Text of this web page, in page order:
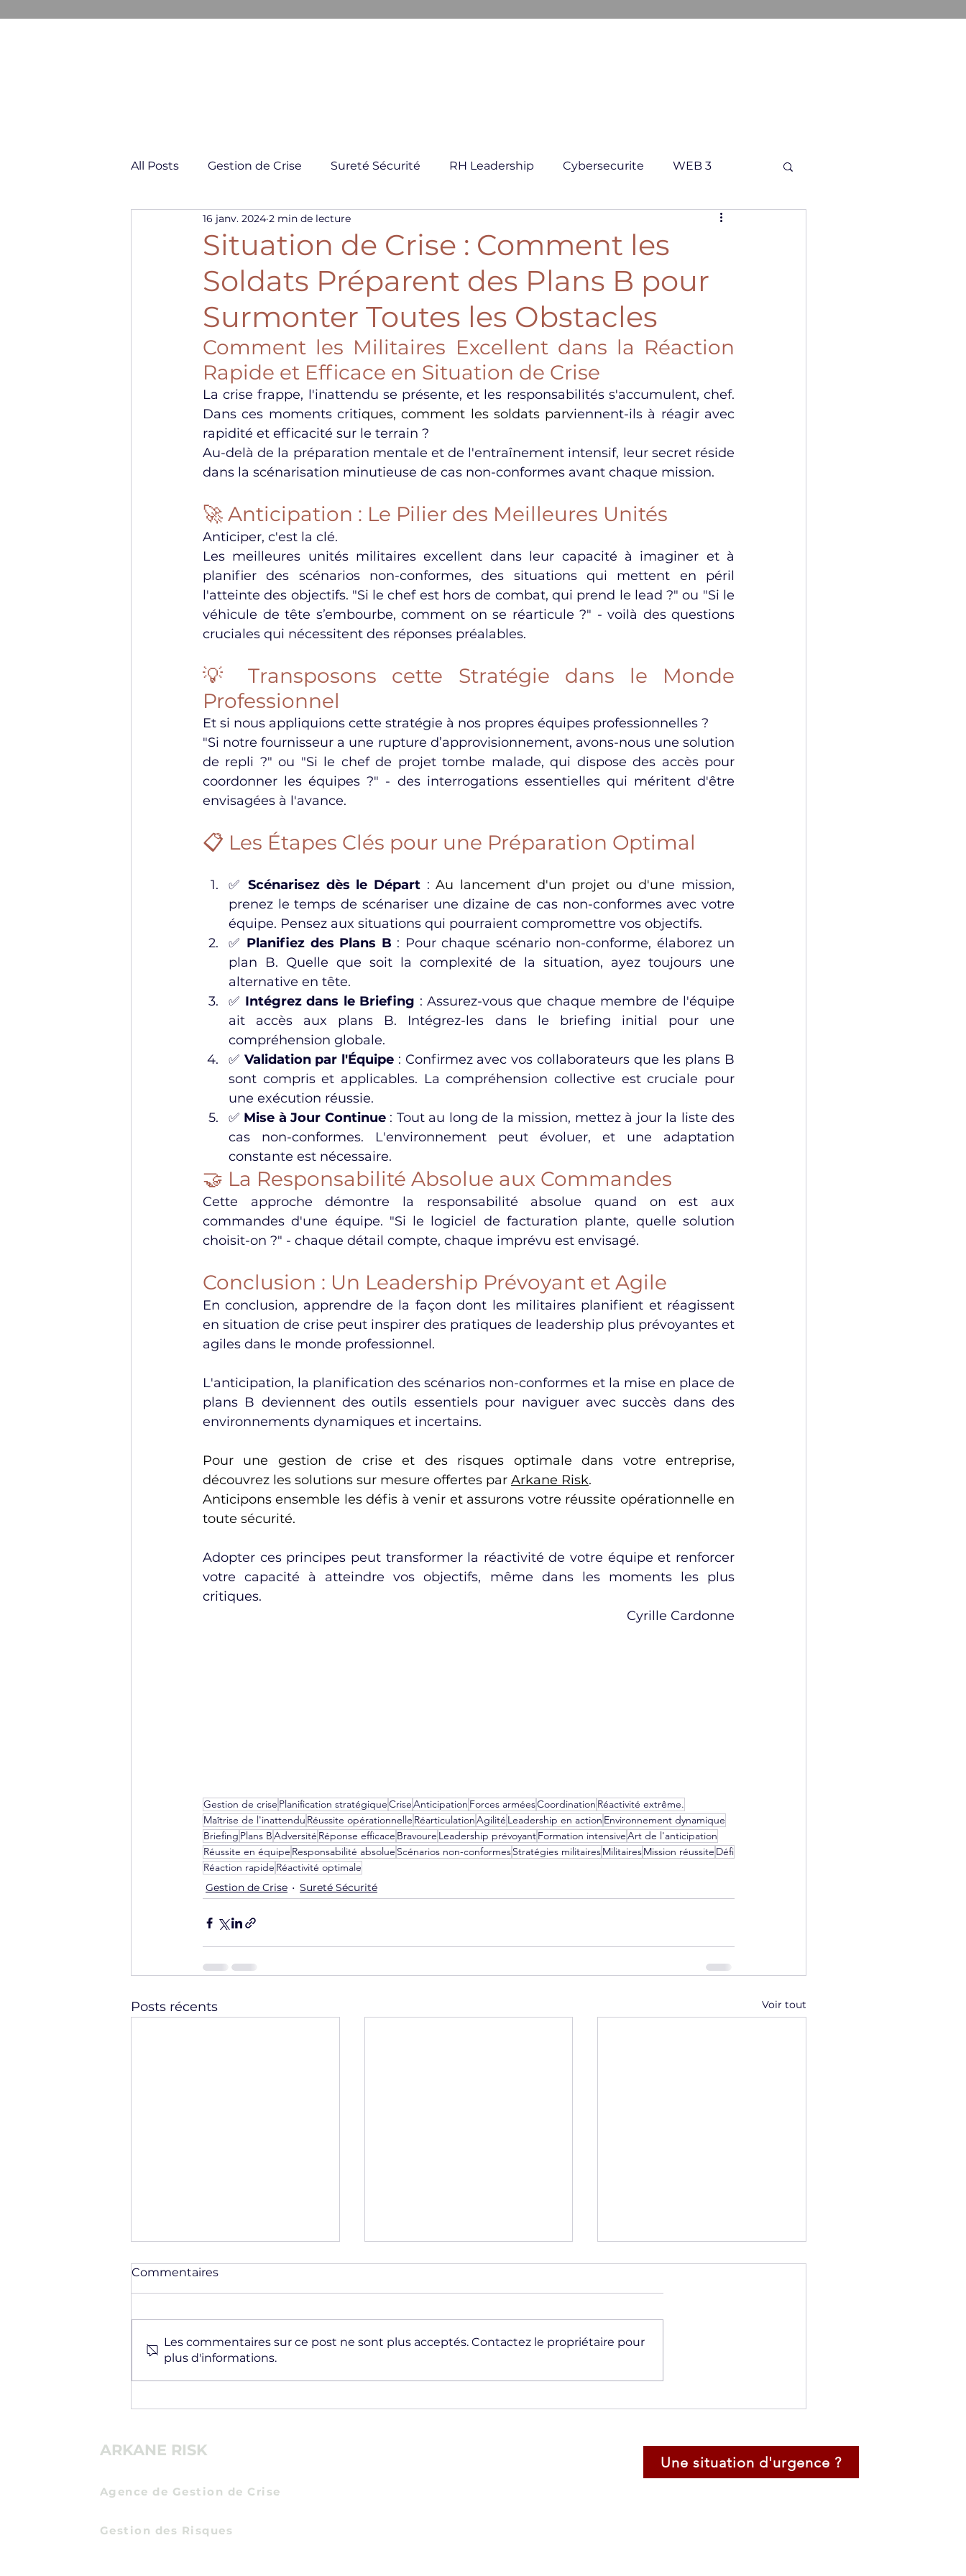
All Posts Gestion de Crise Sureté Sécurité RH Leadership Cybersecurite WEB 3
Négociation & Conflit
Situation de Crise : Comment les
Soldats Préparent des Plans B pour
Surmonter Toutes les Obstacles
16 janv. 2024 2 min de lecture
Comment les Militaires Excellent dans la Réaction
Rapide et Efficace en Situation de Crise
La crise frappe, l'inattendu se présente, et les responsabilités s'accumulent, chef.
Dans ces moments critiques, comment les soldats parviennent-ils à réagir avec
rapidité et efficacité sur le terrain ?
Au-delà de la préparation mentale et de l'entraînement intensif, leur secret réside
dans la scénarisation minutieuse de cas non-conformes avant chaque mission.
🚀 Anticipation : Le Pilier des Meilleures Unités
Anticiper, c'est la clé.
Les meilleures unités militaires excellent dans leur capacité à imaginer et à
planifier des scénarios non-conformes, des situations qui mettent en péril
l'atteinte des objectifs. "Si le chef est hors de combat, qui prend le lead ?" ou "Si le
véhicule de tête s’embourbe, comment on se réarticule ?" - voilà des questions
cruciales qui nécessitent des réponses préalables.
💡 Transposons cette Stratégie dans le Monde
Professionnel
Et si nous appliquions cette stratégie à nos propres équipes professionnelles ?
"Si notre fournisseur a une rupture d’approvisionnement, avons-nous une solution
de repli ?" ou "Si le chef de projet tombe malade, qui dispose des accès pour
coordonner les équipes ?" - des interrogations essentielles qui méritent d'être
envisagées à l'avance.
📋 Les Étapes Clés pour une Préparation Optimal
✅ Scénarisez dès le Départ : Au lancement d'un projet ou d'une mission,
prenez le temps de scénariser une dizaine de cas non-conformes avec votre
équipe. Pensez aux situations qui pourraient compromettre vos objectifs.
✅ Planifiez des Plans B : Pour chaque scénario non-conforme, élaborez un
plan B. Quelle que soit la complexité de la situation, ayez toujours une
alternative en tête.
✅ Intégrez dans le Briefing : Assurez-vous que chaque membre de l'équipe
ait accès aux plans B. Intégrez-les dans le briefing initial pour une
compréhension globale.
✅ Validation par l'Équipe : Confirmez avec vos collaborateurs que les plans B
sont compris et applicables. La compréhension collective est cruciale pour
une exécution réussie.
✅ Mise à Jour Continue : Tout au long de la mission, mettez à jour la liste des
cas non-conformes. L'environnement peut évoluer, et une adaptation
constante est nécessaire.
🤝 La Responsabilité Absolue aux Commandes
Cette approche démontre la responsabilité absolue quand on est aux
commandes d'une équipe. "Si le logiciel de facturation plante, quelle solution
choisit-on ?" - chaque détail compte, chaque imprévu est envisagé.
Conclusion : Un Leadership Prévoyant et Agile
En conclusion, apprendre de la façon dont les militaires planifient et réagissent
en situation de crise peut inspirer des pratiques de leadership plus prévoyantes et
agiles dans le monde professionnel.
L'anticipation, la planification des scénarios non-conformes et la mise en place de
plans B deviennent des outils essentiels pour naviguer avec succès dans des
environnements dynamiques et incertains.
Pour une gestion de crise et des risques optimale dans votre entreprise,
découvrez les solutions sur mesure offertes par Arkane Risk.
Anticipons ensemble les défis à venir et assurons votre réussite opérationnelle en
toute sécurité.
Adopter ces principes peut transformer la réactivité de votre équipe et renforcer
votre capacité à atteindre vos objectifs, même dans les moments les plus
critiques.
Cyrille Cardonne
Gestion de crise Planification stratégiqueCriseAnticipation Forces arméesCoordination Réactivité extrême.
Maîtrise de l'inattendu Réussite opérationnelle RéarticulationAgilité Leadership en action Environnement dynamique
Briefing Plans BAdversité Réponse efficace Bravoure Leadership prévoyantFormation intensiveArt de l'anticipation
Réussite en équipe Responsabilité absolue Scénarios non-conformesStratégies militairesMilitairesMission réussite Défi
Réaction rapide Réactivité optimale
Gestion de Crise
Sureté Sécurité
Posts récents Voir tout
Assurer la pérennité d'une
Entreprise militaire privée
La Négociation Complexe
Commentaires
Les commentaires sur ce post ne sont plus acceptés. Contactez le propriétaire pour
plus d'informations.
ARKANE RISK
Agence de Gestion de Crise
Gestion des Risques
Une situation d'urgence ?